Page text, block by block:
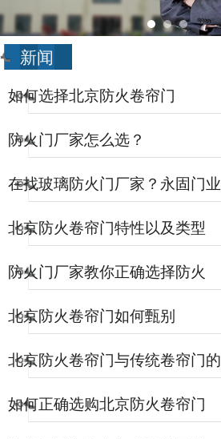
新闻
如何选择北京防火卷帘门
防火门厂家怎么选？
在找玻璃防火门厂家？永固门业
了解一下。
北京防火卷帘门特性以及类型
防火门厂家教你正确选择防火
门？
北京防火卷帘门如何甄别
北京防火卷帘门与传统卷帘门的
区别
如何正确选购北京防火卷帘门